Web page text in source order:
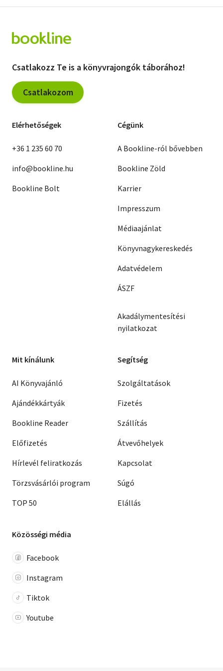
Csatlakozz Te is a könyvrajongók táborához!
Csatlakozom
Elérhetőségek
+36 1 235 60 70
info@bookline.hu
Bookline Bolt
Cégünk
A Bookline-ról bővebben
Bookline Zöld
Karrier
Impresszum
Médiaajánlat
Könyvnagykereskedés
Adatvédelem
ÁSZF
Akadálymentesítési
nyilatkozat
Mit kínálunk
AI Könyvajánló
Ajándékkártyák
Bookline Reader
Előfizetés
Hírlevél feliratkozás
Törzsvásárlói program
TOP 50
Segítség
Szolgáltatások
Fizetés
Szállítás
Átvevőhelyek
Kapcsolat
Súgó
Elállás
Közösségi média
Facebook
Instagram
Tiktok
Youtube